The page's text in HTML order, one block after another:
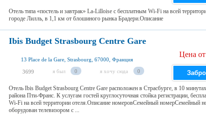
Отель типа «постель и завтрак» La-Lilloise с бесплатным Wi-Fi на всей
городе Лилль, в 1,1 км от блошиного рынка Брадери.Описание
Ibis Budget Strasbourg Centre Gare
13 Place de la Gare, Strasbourg, 67000, Франция
3699 я был 0 я хочу сюда 0
Цена
Отель Ibis Budget Strasbourg Centre Gare расположен в Страсбурге, в 10
района Пти-Франс. К услугам гостей круглосуточная стойка регистрации,
Wi-Fi на всей территории отеля.Описание номеровСемейный номерСемейный
оборудован телевизором с ...